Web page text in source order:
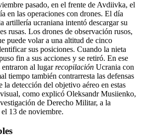
pasado, en el frente de Avdiivka, el
en las operaciones con drones. El día
artillería ucraniana intentó descargar su
rusas. Los drones de observación rusos,
puede volar a una altitud de cinco
sus posiciones. Cuando la nieta
fin a sus acciones y se retiró. En ese
entraron al lugarrecopilación Ucrania con
tiempo también contrarresta las defensas
la detección del objetivo aéreo en estas
visual, como explicó Oleksandr Musiienko,
de Derecho Militar, a la
13 de noviembre.